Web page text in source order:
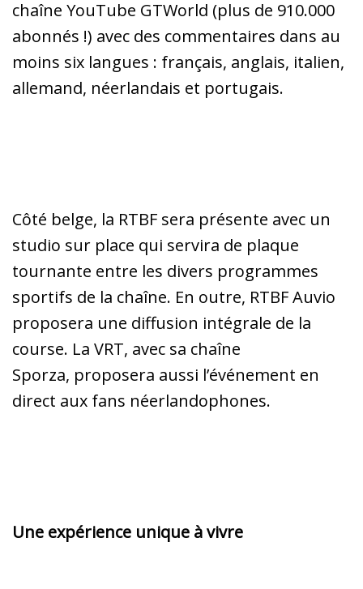
chaîne YouTube GTWorld (plus de 910.000
abonnés !) avec des commentaires dans au
moins six langues : français, anglais, italien,
allemand, néerlandais et portugais.
Côté belge, la RTBF sera présente avec un
studio sur place qui servira de plaque
tournante entre les divers programmes
sportifs de la chaîne. En outre, RTBF Auvio
proposera une diffusion intégrale de la
course. La VRT, avec sa chaîne
Sporza, proposera aussi l’événement en
direct aux fans néerlandophones.
Une expérience unique à vivre